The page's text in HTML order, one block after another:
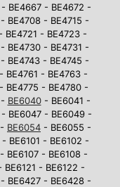
BE4667 - BE4672 -
BE4708 - BE4715 -
- BE4723 -
BE4730 - BE4731 -
BE4743 - BE4745 -
BE4761 - BE4763 -
BE4775 - BE4780 -
BE6040- BE6041 -
BE6047 - BE6049 -
BE6054 - BE6055 -
BE6101 - BE6102 -
BE6107 - BE6108 -
BE6121 - BE6122 -
BE6427 - BE6428 -